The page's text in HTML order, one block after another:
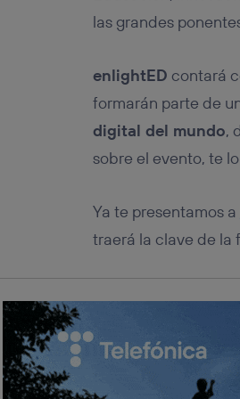
las grandes
enlightED contará
formarán parte de
digital del mundo,
sobre el evento, te
Ya te presentamos a
traerá la clave de la
conecte
Puedes